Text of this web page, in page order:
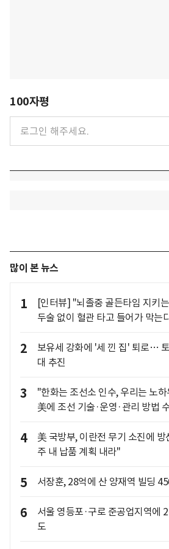
100자평
많이 본 뉴스
1
[인터뷰] "뇌졸중 골든타임 지키
두술 없이 혈관 타고 들어가 막는
2
보유세 강화에 '세 낀 집' 퇴로…
대 추진
3
"한화는 조선소 인수, 우리는 노
美에 조선 기술·운영·관리 방법
4
美 국방부, 이란전 무기 소진에
주 내 납품 계획 내라"
5 서장훈, 28억에 산 양재역 빌딩
6
서울 영등포·구로 준공업지역에
도